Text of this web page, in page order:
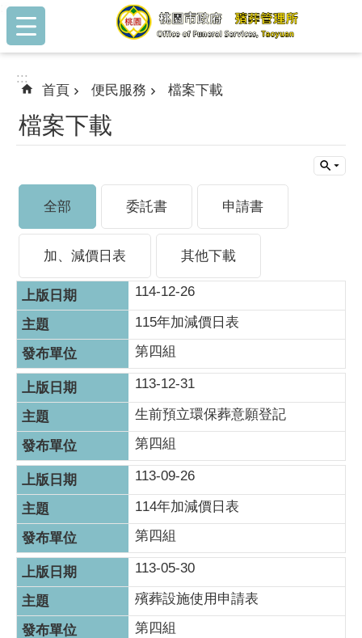
跳到主要內容區塊
:::
:::
首頁 便民服務 檔案下載
檔案下載
全部 委託書 申請書
加、減價日表 其他下載
114-12-26
115年加減價日表
第四組
113-12-31
生前預立環保葬意願登記
第四組
113-09-26
114年加減價日表
第四組
113-05-30
殯葬設施使用申請表
第四組